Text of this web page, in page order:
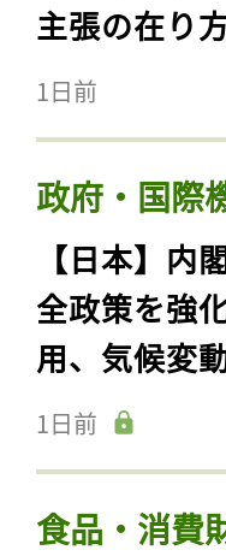
主張の在り
1日前
政府・国際
【日本】内
全政策を強
用、気候変
1日前
食品・消費